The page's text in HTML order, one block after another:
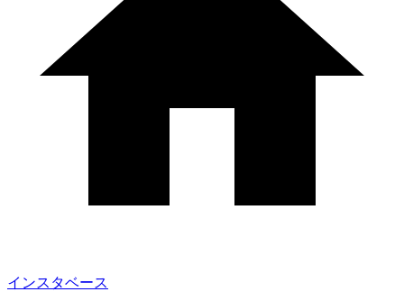
インスタベース